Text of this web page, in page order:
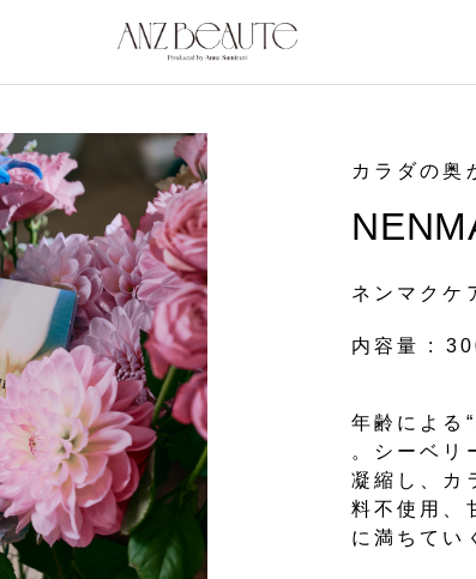
カラダの奥
ネンマクケ
内容量 :
年齢による
。シーベリ
凝縮し、カ
料不使用、
に満ちてい